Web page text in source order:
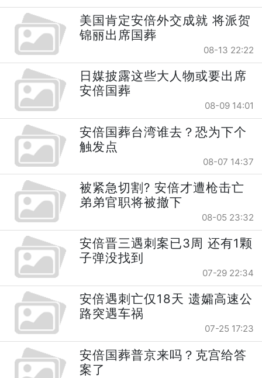
美国肯定安倍外交成就 将派贺
锦丽出席国葬
08-13 22:22
日媒披露这些大人物或要出席
安倍国葬
08-09 14:01
安倍国葬台湾谁去？恐为下个
触发点
08-07 14:37
被紧急切割? 安倍才遭枪击亡
弟弟官职将被撤下
08-05 23:32
安倍晋三遇刺案已3周 还有1颗
子弹没找到
07-29 22:34
安倍遇刺亡仅18天 遗孀高速公
路突遇车祸
07-25 17:23
安倍国葬普京来吗？克宫给答
案了